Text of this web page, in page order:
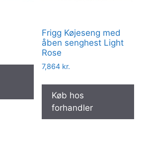
Frigg Køjeseng med
åben senghest Light
Rose
7,864 kr.
Køb hos
forhandler